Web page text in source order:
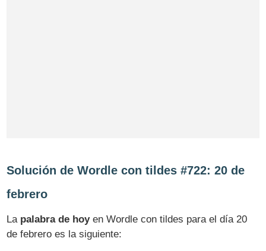
Solución de Wordle con tildes #722: 20 de
febrero
La palabra de hoyen Wordle con tildes para el día 20
de febrero es la siguiente: